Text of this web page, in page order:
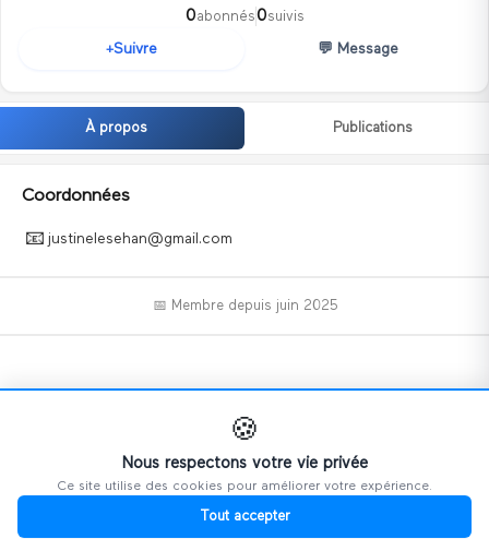
0abonnés0suivis
+Suivre 💬 Message
À propos Publications
Coordonnées
📧 justinelesehan@gmail.com
📅 Membre depuis juin 2025
📝
Ce profil n'a pas encore ajouté d'informations.
🍪
Nous respectons votre vie privée
Ce site utilise des cookies pour améliorer votre expérience.
Tout accepter